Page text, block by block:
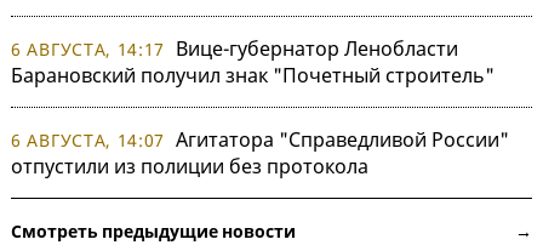
6 АВГУСТА, 14:17
Вице-губернатор Ленобласти
Барановский получил знак "Почетный строитель"
6 АВГУСТА, 14:07 Агитатора "Справедливой России"
отпустили из полиции без протокола
Смотреть предыдущие новости →